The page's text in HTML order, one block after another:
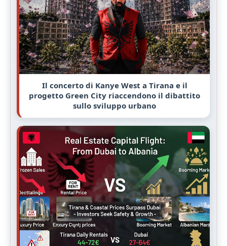
Il concerto di Kanye West a Tirana e il
progetto Green City riaccendono il dibattito
sullo sviluppo urbano